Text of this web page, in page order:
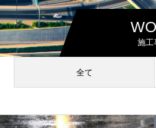
施工
全て